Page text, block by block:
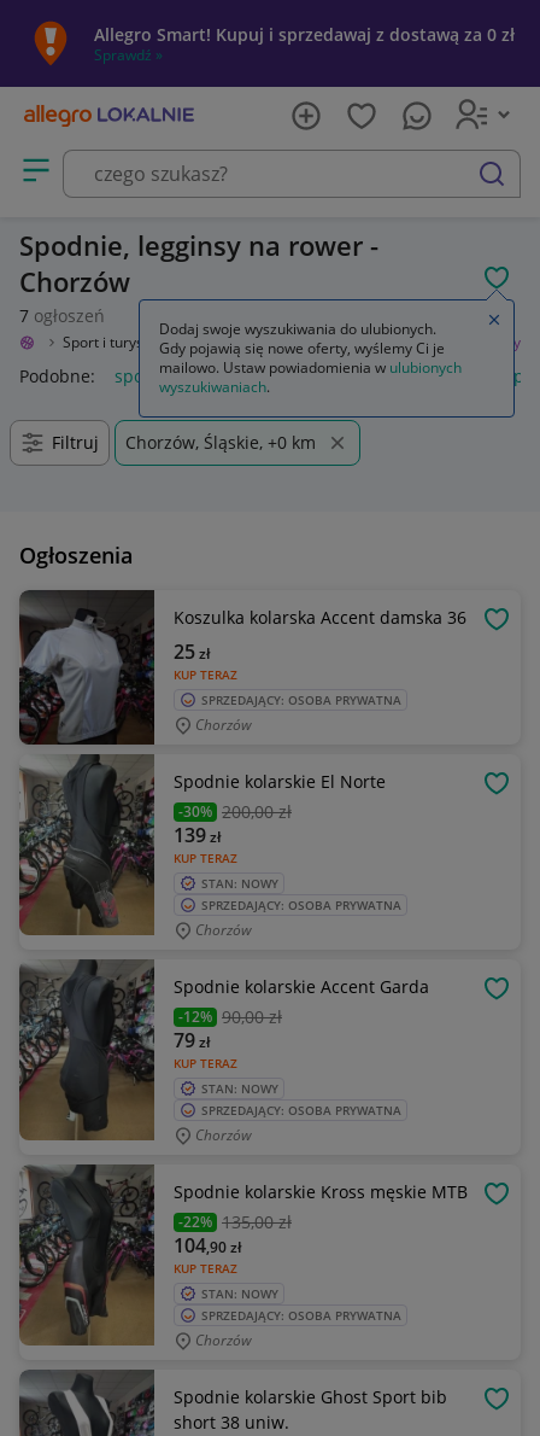
Allegro Smart! Kupuj i sprzedawaj z dostawą za 0 zł
Sprawdź »
Otwórz menu z kategoriami
szukaj
Spodnie, legginsy na rower -
Chorzów
7 ogłoszeń
Sport i turystyka Rowery i akcesoria Odzież Spodnie, legginsy
Podobne: spodnie legginsy spodnie legginsy dzwony s
Filtruj Chorzów, Śląskie, +0 km
Ogłoszenia
Koszulka kolarska Accent damska 36
KUP TERAZ
25zł
SPRZEDAJĄCY: OSOBA PRYWATNA
Chorzów
Spodnie kolarskie El Norte
-30% 200,00 zł
KUP TERAZ
139zł
STAN: NOWY
SPRZEDAJĄCY: OSOBA PRYWATNA
Chorzów
Spodnie kolarskie Accent Garda
-12% 90,00 zł
KUP TERAZ
79zł
STAN: NOWY
SPRZEDAJĄCY: OSOBA PRYWATNA
Chorzów
Spodnie kolarskie Kross męskie MTB
-22% 135,00 zł
KUP TERAZ
104,90zł
STAN: NOWY
SPRZEDAJĄCY: OSOBA PRYWATNA
Chorzów
Spodnie kolarskie Ghost Sport bib
short 38 uniw.
Dodaj swoje wyszukiwania do ulubionych.
Gdy pojawią się nowe oferty, wyślemy Ci je
mailowo. Ustaw powiadomienia w ulubionych
wyszukiwaniach.